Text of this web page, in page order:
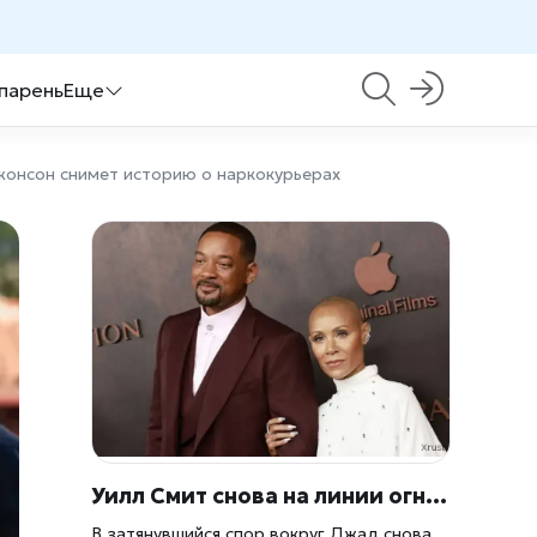
Еще
снимет историю о наркокурьерах
Уилл Смит снова на линии огня: его пытаются втянуть в старую тяжбу